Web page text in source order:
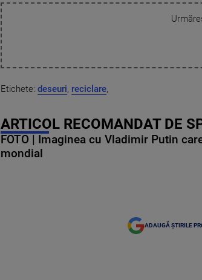
Etichete: deseuri, reciclare,
ARTICOL RECOMANDAT DE
FOTO | Imaginea cu Vladimir Putin
mondial
ADAUGĂ ȘTIRILE